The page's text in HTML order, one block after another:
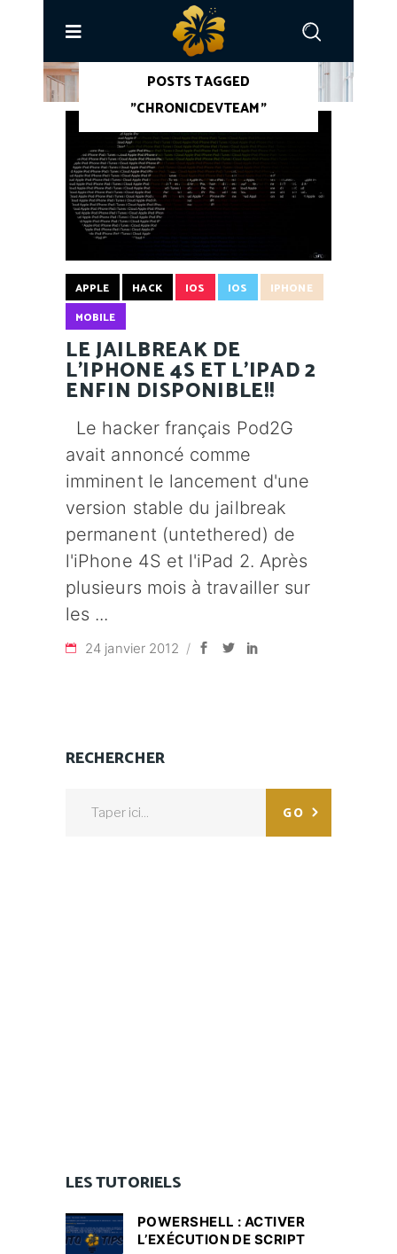
ACCUEIL
POSTS TAGGED
"CHRONICDEVTEAM"
APPLE HACK IOS IOS
IPHONE
MOBILE
LE JAILBREAK DE
L'IPHONE 4S ET L'IPAD 2
ENFIN DISPONIBLE!!
Le hacker français Pod2G
avait annoncé comme
imminent le lancement d'une
version stable du jailbreak
permanent (untethered) de
l'iPhone 4S et l'iPad 2. Après
plusieurs mois à travailler sur
les
24 janvier 2012
RECHERCHER
GO
LES TUTORIELS
POWERSHELL : ACTIVER
L’EXÉCUTION DE SCRIPT